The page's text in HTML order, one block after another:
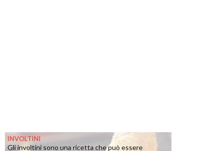
INVOLTINI
Gli involtini sono una ricetta che può essere